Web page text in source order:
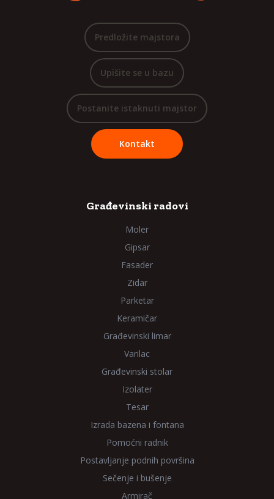
Predložite majstora
Upišite se u bazu
Postanite istaknuti majstor
Kontakt
Građevinski radovi
Moler
Gipsar
Fasader
Zidar
Parketar
Keramičar
Građevinski limar
Varilac
Građevinski stolar
Izolater
Tesar
Izrada bazena i fontana
Pomoćni radnik
Postavljanje podnih površina
Sečenje i bušenje
Armirač